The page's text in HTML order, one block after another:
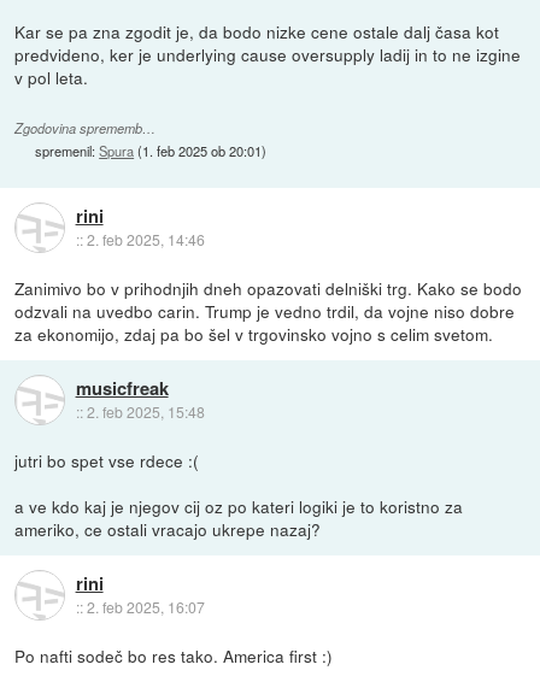
Kar se pa zna zgodit je, da bodo nizke cene ostale dalj časa kot
predvideno, ker je underlying cause oversupply ladij in to ne izgine
v pol leta.
Zgodovina sprememb…
spremenil:Spura(1. feb 2025 ob 20:01)
rini
::2. feb 2025, 14:46
Zanimivo bo v prihodnjih dneh opazovati delniški trg. Kako se bodo
odzvali na uvedbo carin. Trump je vedno trdil, da vojne niso dobre
za ekonomijo, zdaj pa bo šel v trgovinsko vojno s celim svetom.
musicfreak
::2. feb 2025, 15:48
jutri bo spet vse rdece :(
a ve kdo kaj je njegov cij oz po kateri logiki je to koristno za
ameriko, ce ostali vracajo ukrepe nazaj?
rini
::2. feb 2025, 16:07
Po nafti sodeč bo res tako. America first :)